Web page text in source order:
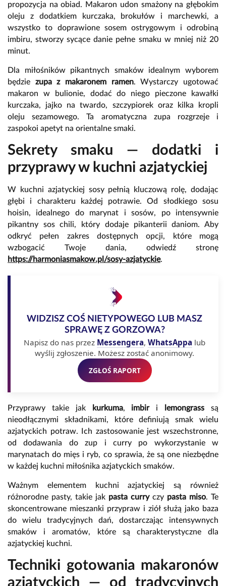
propozycja na obiad. Makaron udon smażony na głębokim
oleju z dodatkiem kurczaka, brokułów i marchewki, a
wszystko to doprawione sosem ostrygowym i odrobiną
imbiru, stworzy sycące danie pełne smaku w mniej niż 20
minut.
Dla miłośników pikantnych smaków idealnym wyborem
będzie zupa z makaronem ramen. Wystarczy ugotować
makaron w bulionie, dodać do niego pieczone kawałki
kurczaka, jajko na twardo, szczypiorek oraz kilka kropli
oleju sezamowego. Ta aromatyczna zupa rozgrzeje i
zaspokoi apetyt na orientalne smaki.
Sekrety smaku — dodatki i
przyprawy w kuchni azjatyckiej
W kuchni azjatyckiej sosy pełnią kluczową rolę, dodając
głębi i charakteru każdej potrawie. Od słodkiego sosu
hoisin, idealnego do marynat i sosów, po intensywnie
pikantny sos chili, który dodaje pikanterii daniom. Aby
odkryć pełen zakres dostępnych opcji, które mogą
wzbogacić Twoje dania, odwiedź stronę
https://harmoniasmakow.pl/sosy-azjatyckie.
WIDZISZ COŚ NIETYPOWEGO LUB MASZ
SPRAWĘ Z GORZOWA?
Napisz do nas przez Messengera, WhatsAppa lub
wyślij zgłoszenie. Możesz zostać anonimowy.
ZGŁOŚ RAPORT
Przyprawy takie jak kurkuma, imbiri lemongrass są
nieodłącznymi składnikami, które definiują smak wielu
azjatyckich potraw. Ich zastosowanie jest wszechstronne,
od dodawania do zup i curry po wykorzystanie w
marynatach do mięs i ryb, co sprawia, że są one niezbędne
w każdej kuchni miłośnika azjatyckich smaków.
Ważnym elementem kuchni azjatyckiej są również
różnorodne pasty, takie jak pasta curryczy pasta miso. Te
skoncentrowane mieszanki przypraw i ziół służą jako baza
do wielu tradycyjnych dań, dostarczając intensywnych
smaków i aromatów, które są charakterystyczne dla
azjatyckiej kuchni.
Techniki gotowania makaronów
azjatyckich — od tradycyjnych